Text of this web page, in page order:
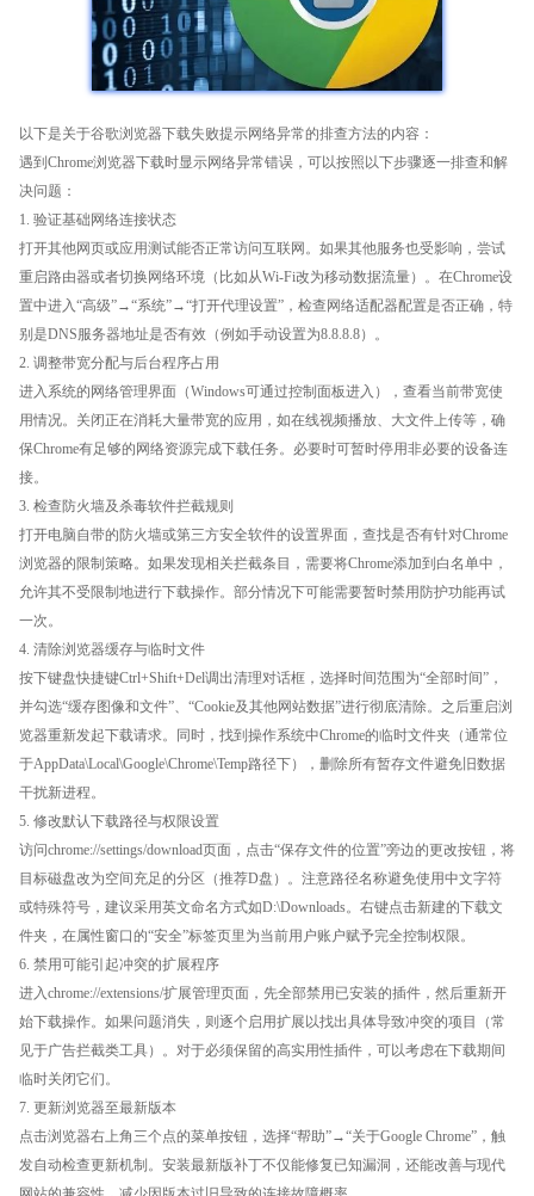
以下是关于谷歌浏览器下载失败提示网络异常的排查方法的内容：
遇到Chrome浏览器下载时显示网络异常错误，可以按照以下步骤逐一排查和解
决问题：
1. 验证基础网络连接状态
打开其他网页或应用测试能否正常访问互联网。如果其他服务也受影响，尝试
重启路由器或者切换网络环境（比如从Wi-Fi改为移动数据流量）。在Chrome设
置中进入“高级”→“系统”→“打开代理设置”，检查网络适配器配置是否正确，特
别是DNS服务器地址是否有效（例如手动设置为8.8.8.8）。
2. 调整带宽分配与后台程序占用
进入系统的网络管理界面（Windows可通过控制面板进入），查看当前带宽使
用情况。关闭正在消耗大量带宽的应用，如在线视频播放、大文件上传等，确
保Chrome有足够的网络资源完成下载任务。必要时可暂时停用非必要的设备连
接。
3. 检查防火墙及杀毒软件拦截规则
打开电脑自带的防火墙或第三方安全软件的设置界面，查找是否有针对Chrome
浏览器的限制策略。如果发现相关拦截条目，需要将Chrome添加到白名单中，
允许其不受限制地进行下载操作。部分情况下可能需要暂时禁用防护功能再试
一次。
4. 清除浏览器缓存与临时文件
按下键盘快捷键Ctrl+Shift+Del调出清理对话框，选择时间范围为“全部时间”，
并勾选“缓存图像和文件”、“Cookie及其他网站数据”进行彻底清除。之后重启浏
览器重新发起下载请求。同时，找到操作系统中Chrome的临时文件夹（通常位
于AppData\Local\Google\Chrome\Temp路径下），删除所有暂存文件避免旧数据
干扰新进程。
5. 修改默认下载路径与权限设置
访问chrome://settings/download页面，点击“保存文件的位置”旁边的更改按钮，将
目标磁盘改为空间充足的分区（推荐D盘）。注意路径名称避免使用中文字符
或特殊符号，建议采用英文命名方式如D:\Downloads。右键点击新建的下载文
件夹，在属性窗口的“安全”标签页里为当前用户账户赋予完全控制权限。
6. 禁用可能引起冲突的扩展程序
进入chrome://extensions/扩展管理页面，先全部禁用已安装的插件，然后重新开
始下载操作。如果问题消失，则逐个启用扩展以找出具体导致冲突的项目（常
见于广告拦截类工具）。对于必须保留的高实用性插件，可以考虑在下载期间
临时关闭它们。
7. 更新浏览器至最新版本
点击浏览器右上角三个点的菜单按钮，选择“帮助”→“关于Google Chrome”，触
发自动检查更新机制。安装最新版补丁不仅能修复已知漏洞，还能改善与现代